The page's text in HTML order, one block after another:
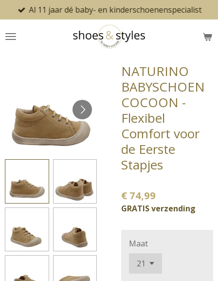
direct
naar
Al 11 jaar dé baby- en kinderschoenenspecialist
NATURINO
BABYSCHOEN
COCOON -
Flexibel
Comfort voor
de Eerste
Stapjes
€ 74,99
GRATIS verzending
Maat